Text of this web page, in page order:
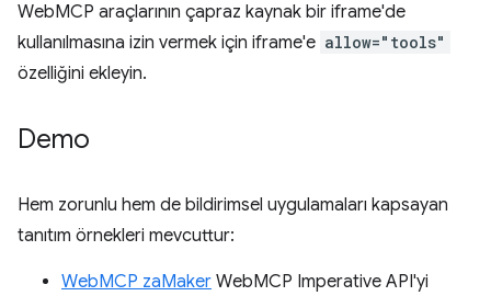
WebMCP araçlarının çapraz kaynak bir iframe'de
kullanılmasına izin vermek için iframe'e allow="tools"
özelliğini ekleyin.
Demo
Hem zorunlu hem de bildirimsel uygulamaları kapsayan
tanıtım örnekleri mevcuttur:
WebMCP zaMaker WebMCP Imperative API'yi